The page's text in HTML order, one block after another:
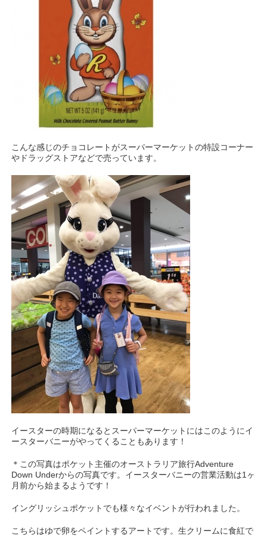
こんな感じのチョコレートがスーパーマーケットの特設コーナー
やドラッグストアなどで売っています。
イースターの時期になるとスーパーマーケットにはこのようにイ
ースターバニーがやってくることもあります！
＊この写真はポケット主催のオーストラリア旅行Adventure
Down Underからの写真です。イースターバニーの営業活動は1ヶ
月前から始まるようです！
イングリッシュポケットでも様々なイベントが行われました。
こちらはゆで卵をペイントするアートです。生クリームに食紅で